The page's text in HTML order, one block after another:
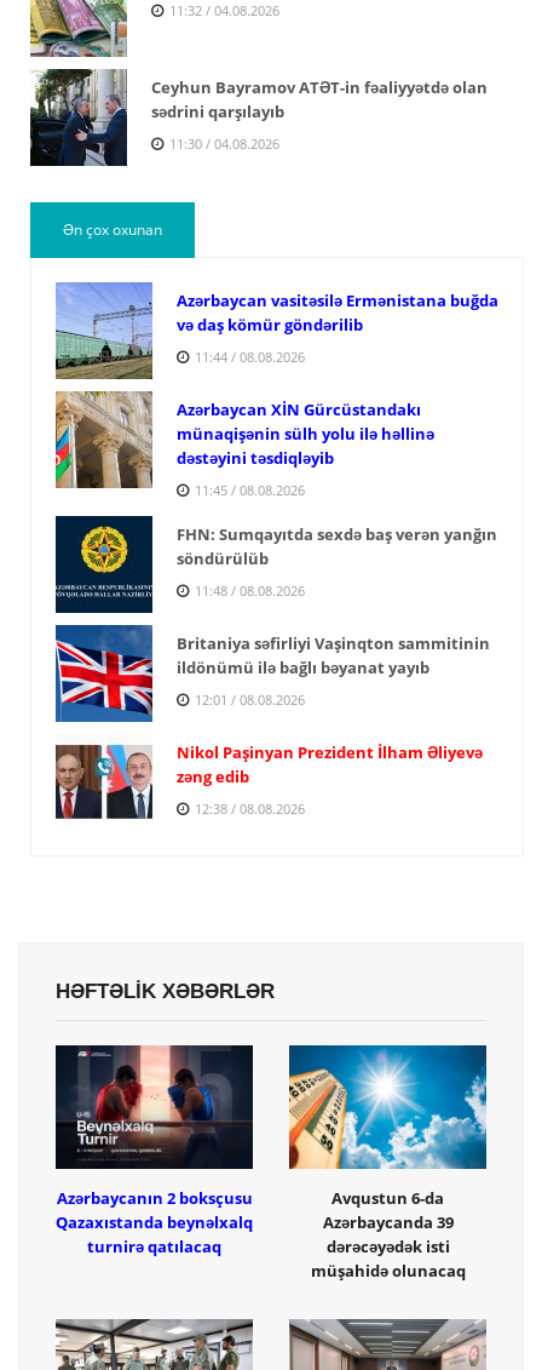
11:32 / 04.08.2026
Ceyhun Bayramov ATƏT-in fəaliyyətdə olan
sədrini qarşılayıb
11:30 / 04.08.2026
Ən çox oxunan
Azərbaycan vasitəsilə Ermənistana buğda
və daş kömür göndərilib
11:44 / 08.08.2026
Azərbaycan XİN Gürcüstandakı
münaqişənin sülh yolu ilə həllinə
dəstəyini təsdiqləyib
11:45 / 08.08.2026
FHN: Sumqayıtda sexdə baş verən yanğın
söndürülüb
11:48 / 08.08.2026
Britaniya səfirliyi Vaşinqton sammitinin
ildönümü ilə bağlı bəyanat yayıb
12:01 / 08.08.2026
Nikol Paşinyan Prezident İlham Əliyevə
zəng edib
12:38 / 08.08.2026
HƏFTƏLİK XƏBƏRLƏR
Azərbaycanın 2 boksçusu
Qazaxıstanda beynəlxalq
turnirə qatılacaq
Avqustun 6-da
Azərbaycanda 39
dərəcəyədək isti
müşahidə olunacaq